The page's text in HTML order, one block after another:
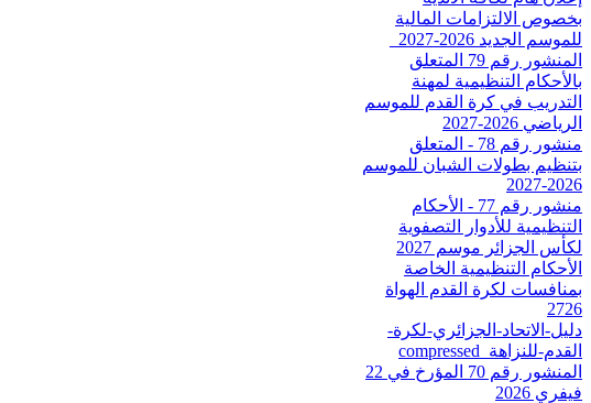
بخصوص الالتزامات المالية
للموسم الجديد 2026-2027_
المنشور رقم 79 المتعلق
بالأحكام التنظيمية لمهنة
التدريب في كرة القدم للموسم
الرياضي 2026-2027
منشور رقم 78 - المتعلق
بتنظيم بطولات الشبان للموسم
2026-2027
منشور رقم 77 - الأحكام
التنظيمية للأدوار التصفوية
لكأس الجزائر موسم 2027
الأحكام التنظيمية الخاصة
بمنافسات لكرة القدم الهواة
2726
دليل-الاتحاد-الجزائري-لكرة-
القدم-للنزاهة_compressed
المنشور رقم 70 المؤرخ في 22
فيفري 2026